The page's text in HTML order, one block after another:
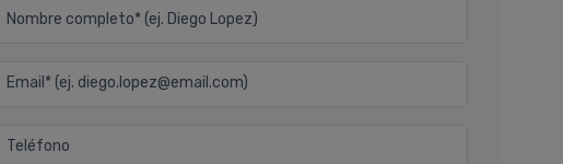
Nombre completo* (ej. Diego Lopez)
Email* (ej. diego.lopez@email.com)
Teléfono